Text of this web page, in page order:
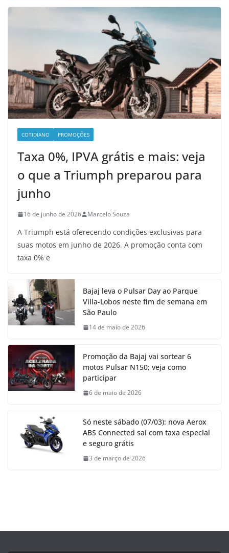
COTIDIANO PROMOÇÕES
Taxa 0%, IPVA grátis e mais: veja
o que a Triumph preparou para
junho
16 de junho de 2026 Marcelo Souza
A Triumph está oferecendo condições exclusivas para
suas motos em junho de 2026. A promoção conta com
taxa 0% e
Bajaj leva o Pulsar Day ao Parque
Villa-Lobos neste fim de semana em
São Paulo
14 de maio de 2026
Promoção da Bajaj vai sortear 6
motos Pulsar N150; veja como
participar
6 de maio de 2026
Só neste sábado (07/03): nova Aerox
ABS Connected sai com taxa especial
e seguro grátis
3 de março de 2026